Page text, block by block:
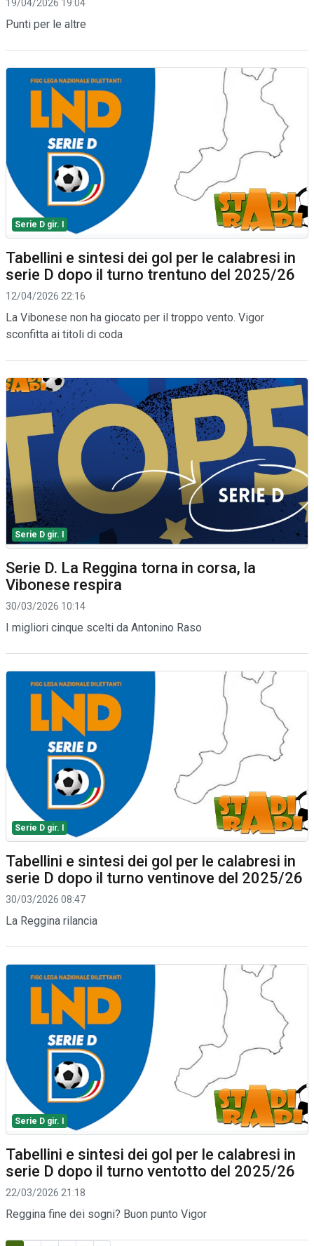
19/04/2026 19:04
Punti per le altre
Serie D gir. I
Tabellini e sintesi dei gol per le calabresi in
serie D dopo il turno trentuno del 2025/26
12/04/2026 22:16
La Vibonese non ha giocato per il troppo vento. Vigor
sconfitta ai titoli di coda
Serie D gir. I
Serie D. La Reggina torna in corsa, la
Vibonese respira
30/03/2026 10:14
I migliori cinque scelti da Antonino Raso
Serie D gir. I
Tabellini e sintesi dei gol per le calabresi in
serie D dopo il turno ventinove del 2025/26
30/03/2026 08:47
La Reggina rilancia
Serie D gir. I
Tabellini e sintesi dei gol per le calabresi in
serie D dopo il turno ventotto del 2025/26
22/03/2026 21:18
Reggina fine dei sogni? Buon punto Vigor